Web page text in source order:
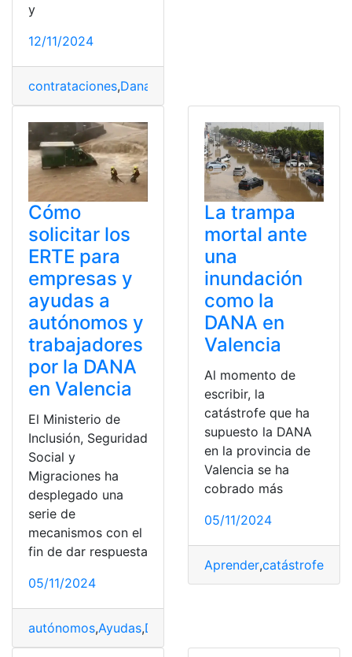
y
12/11/2024
contrataciones,Dana
Cómo
solicitar los
ERTE para
empresas y
ayudas a
autónomos y
trabajadores
por la DANA
en Valencia
El Ministerio de
Inclusión, Seguridad
Social y
Migraciones ha
desplegado una
serie de
mecanismos con el
fin de dar respuesta
05/11/2024
autónomos,Ayudas,Dana
La trampa
mortal ante
una
inundación
como la
DANA en
Valencia
Al momento de
escribir, la
catástrofe que ha
supuesto la DANA
en la provincia de
Valencia se ha
cobrado más
05/11/2024
Aprender,catástrofes